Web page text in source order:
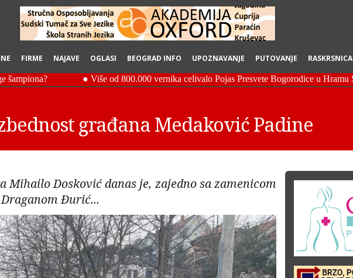
FIRME NAJAVE OGLASI BEOGRAD INFO UPOZNAVANJE PUTOVANJE RASKRSNICA
građana Medaković Padine
Mihailo Dosković danas je, zajedno sa zamenicom
Đurić...